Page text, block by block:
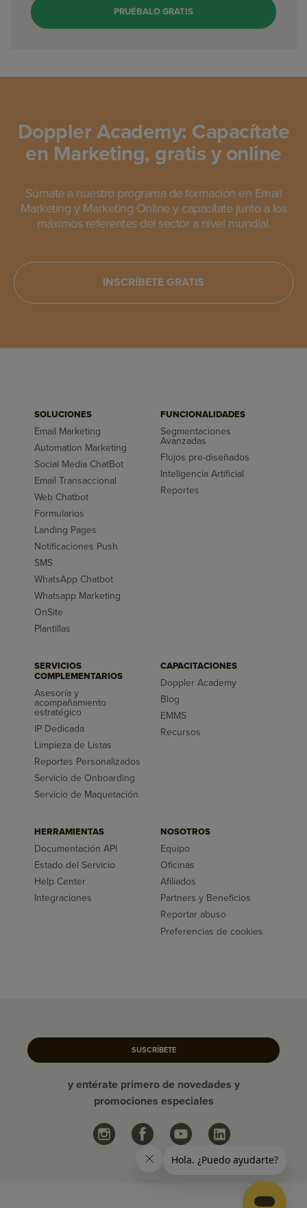
PRUÉBALO GRATIS
Doppler Academy: Capacítate
en Marketing, gratis y online
Súmate a nuestro programa de formación en Email
Marketing y Marketing Online y capacítate junto a los
máximos referentes del sector a nivel mundial.
INSCRÍBETE GRATIS
SOLUCIONES
Email Marketing
Automation Marketing
Social Media ChatBot
Email Transaccional
Web Chatbot
Formularios
Landing Pages
Notificaciones Push
SMS
WhatsApp Chatbot
Whatsapp Marketing
OnSite
Plantillas
FUNCIONALIDADES
Segmentaciones
Avanzadas
Flujos pre-diseñados
Inteligencia Artificial
Reportes
SERVICIOS
COMPLEMENTARIOS
Asesoría y
acompañamiento
estratégico
IP Dedicada
Limpieza de Listas
Reportes Personalizados
Servicio de Onboarding
Servicio de Maquetación
CAPACITACIONES
Doppler Academy
Blog
EMMS
Recursos
HERRAMIENTAS
Documentación API
Estado del Servicio
Help Center
Integraciones
NOSOTROS
Equipo
Oficinas
Afiliados
Partners y Beneficios
Reportar abuso
Preferencias de cookies
SUSCRÍBETE
y entérate primero de novedades y
promociones especiales